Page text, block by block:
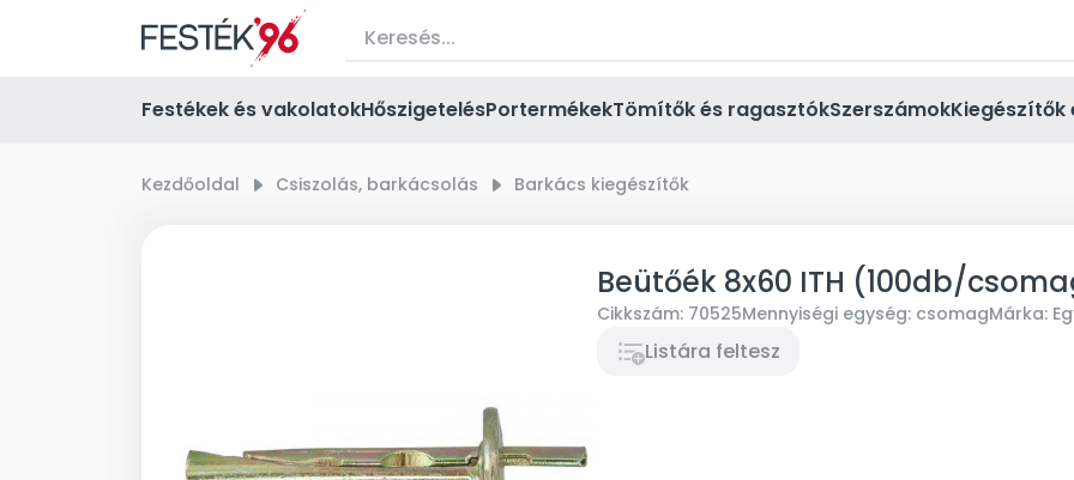
Festékek és vakolatokHőszigetelésPortermékekTömítők és ragasztókSzerszámok
Kezdőoldal right_small Csiszolás, barkácsolás right_small Barkács kiegészítők
Beütőék 8x60 ITH (100db/
Cikkszám: 70525Mennyiségi egység: csomagMárka:
Listára feltesz